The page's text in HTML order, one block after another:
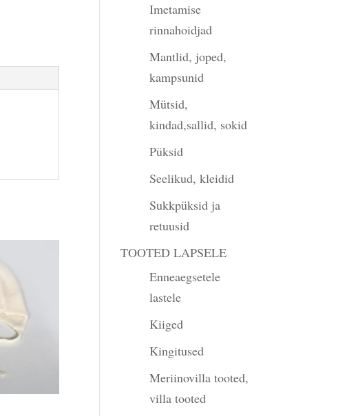
Imetamise
rinnahoidjad
Mantlid, joped,
kampsunid
Mütsid,
kindad,sallid, sokid
Püksid
Seelikud, kleidid
Sukkpüksid ja
retuusid
TOOTED LAPSELE
Enneaegsetele
lastele
Kiiged
Kingitused
Meriinovilla tooted,
villa tooted